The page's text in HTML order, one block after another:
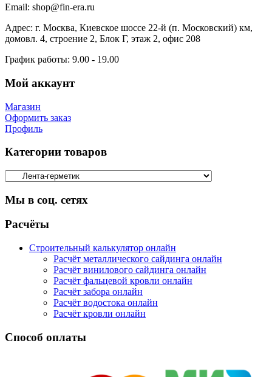
Email: shop@fin-era.ru
Адрес: г. Москва, Киевское шоссе 22-й (п. Московский) км,
домовл. 4, строение 2, Блок Г, этаж 2, офис 208
График работы: 9.00 - 19.00
Мой аккаунт
Магазин
Оформить заказ
Профиль
Категории товаров
Мы в соц. сетях
Facebook
Twitter
Google
Instagram
Расчёты
Строительный калькулятор онлайн
Расчёт металлического сайдинга онлайн
Расчёт винилового сайдинга онлайн
Расчёт фальцевой кровли онлайн
Расчёт забора онлайн
Расчёт водостока онлайн
Расчёт кровли онлайн
Способ оплаты